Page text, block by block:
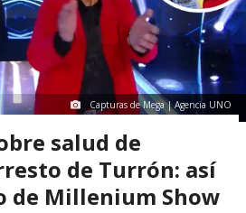
Capturas de Mega | Agencia UNO
salud de
de Turrón: así
de Millenium Show